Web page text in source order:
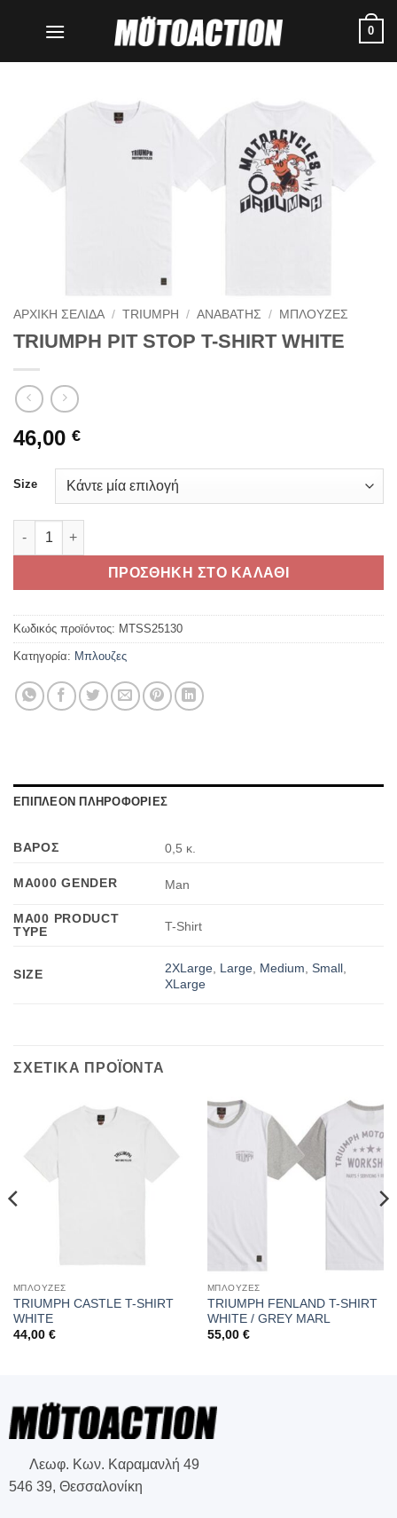
0
ΑΡΧΙΚΗ ΣΕΛΙΔΑ / TRIUMPH / ΑΝΑΒΑΤΗΣ / ΜΠΛΟΥΖΕΣ
TRIUMPH PIT STOP T-SHIRT WHITE
46,00 €
Size
TRIUMPH PIT STOP T-SHIRT WHITE ποσότητα
ΠΡΟΣΘΗΚΗ ΣΤΟ ΚΑΛΑΘΙ
Κωδικός προϊόντος: MTSS25130
Κατηγορία: Μπλουζες
ΕΠΙΠΛΕΟΝ ΠΛΗΡΟΦΟΡΙΕΣ
ΒΑΡΟΣ 0,5 κ.
MA000 GENDER Man
MA00 PRODUCT
TYPE
T-Shirt
SIZE 2XLarge Large Medium ,Small
XLarge
ΣΧΕΤΙΚΑ ΠΡΟΪΟΝΤΑ
ΜΠΛΟΥΖΕΣ
TRIUMPH CASTLE T-SHIRT
WHITE
44,00 €
ΜΠΛΟΥΖΕΣ
TRIUMPH FENLAND T-SHIRT
WHITE / GREY MARL
55,00 €
Λεωφ. Κων. Καραμανλή 49
546 39, Θεσσαλονίκη